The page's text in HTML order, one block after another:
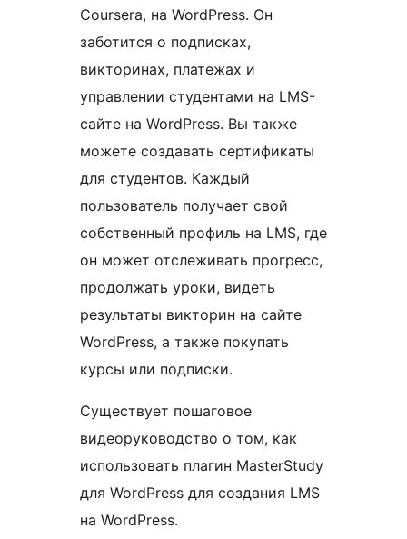
Coursera, на WordPress. Он
заботится о подписках,
викторинах, платежах и
управлении студентами на LMS-
сайте на WordPress. Вы также
можете создавать сертификаты
для студентов. Каждый
пользователь получает свой
собственный профиль на LMS, где
он может отслеживать прогресс,
продолжать уроки, видеть
результаты викторин на сайте
WordPress, а также покупать
курсы или подписки.
Существует пошаговое
видеоруководство о том, как
использовать плагин MasterStudy
для WordPress для создания LMS
на WordPress.